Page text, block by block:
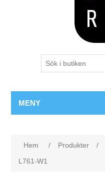
MENY
Hem / Produkter /
L761-W1